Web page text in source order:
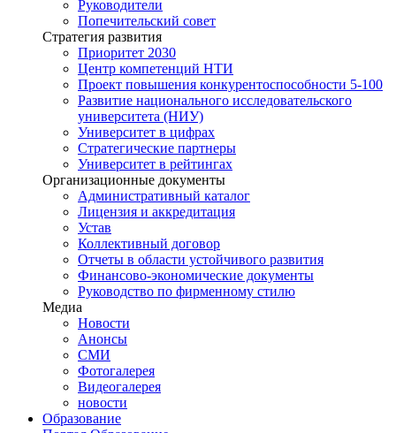
Руководители
Попечительский совет
Стратегия развития
Приоритет 2030
Центр компетенций НТИ
Проект повышения конкурентоспособности 5-100
Развитие национального исследовательского
университета (НИУ)
Университет в цифрах
Стратегические партнеры
Университет в рейтингах
Организационные документы
Административный каталог
Лицензия и аккредитация
Устав
Коллективный договор
Отчеты в области устойчивого развития
Финансово-экономические документы
Руководство по фирменному стилю
Медиа
Новости
Анонсы
СМИ
Фотогалерея
Видеогалерея
новости
Образование